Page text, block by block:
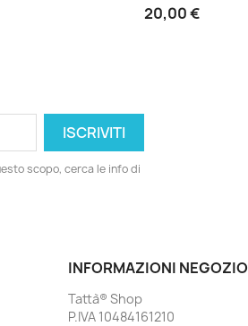
20,00 €
scopo, cerca le info di
INFORMAZIONI NEGOZIO
Tattà® Shop
P.IVA 10484161210